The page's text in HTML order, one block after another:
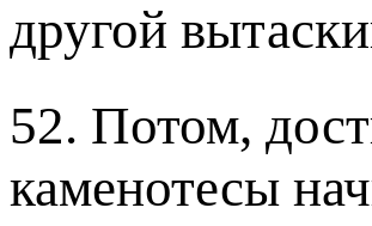
другой
52. Потом,
каменотесы